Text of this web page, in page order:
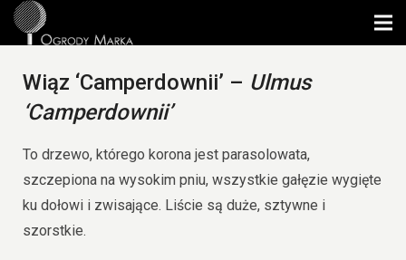
Wiąz ‘Camperdownii’ – Ulmus
‘Camperdownii’
To drzewo, którego korona jest parasolowata,
szczepiona na wysokim pniu, wszystkie gałęzie wygięte
ku dołowi i zwisające. Liście są duże, sztywne i
szorstkie.